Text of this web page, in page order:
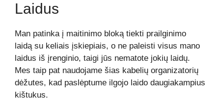
Laidus
Man patinka į maitinimo bloką tiekti prailginimo
laidą su keliais įskiepiais, o ne paleisti visus mano
laidus iš įrenginio, taigi jūs nematote jokių laidų.
Mes taip pat naudojame šias kabelių organizatorių
dėžutes, kad paslėptume ilgojo laido daugiakampius
kištukus.